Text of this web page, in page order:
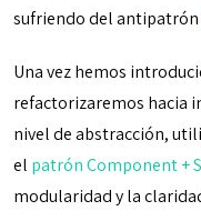
sufriendo del antipatrón
Una vez hemos
refactorizaremos hacia
nivel de abstracción,
el patrón Component +
modularidad y la